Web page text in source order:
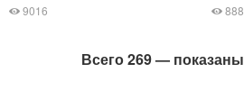
9016
Всего 269 —